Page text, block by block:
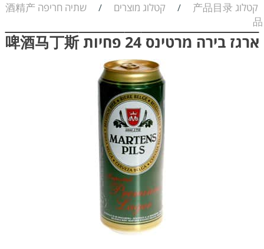
קטלוג 产品目录 / קטלוג מוצרים /
שתיה חריפה 酒精产
品
ארגז בירה מרטינס 24 פחיות 啤酒马丁斯